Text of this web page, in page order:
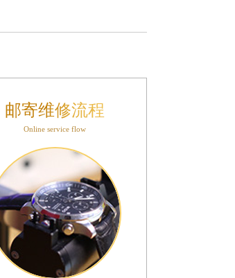
邮寄维修流程
Online service flow